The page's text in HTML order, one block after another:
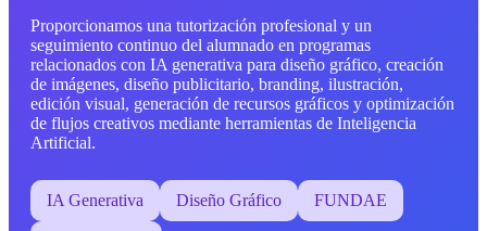
Proporcionamos una tutorización profesional y un
seguimiento continuo del alumnado en programas
relacionados con IA generativa para diseño gráfico, creación
de imágenes, diseño publicitario, branding, ilustración,
edición visual, generación de recursos gráficos y optimización
de flujos creativos mediante herramientas de Inteligencia
Artificial.
IA Generativa Diseño Gráfico FUNDAE